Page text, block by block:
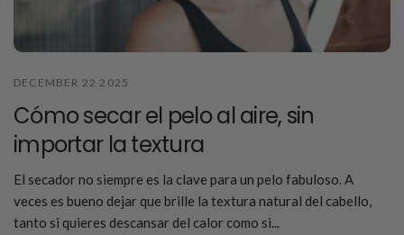
DECEMBER 22 2025
Cómo secar el pelo al aire, sin
importar la textura
El secador no siempre es la clave para un pelo fabuloso. A
veces es bueno dejar que brille la textura natural del cabello,
tanto si quieres descansar del calor como si...